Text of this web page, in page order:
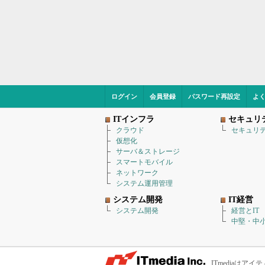
ログイン 会員登録 パスワード再設定 よ
ITインフラ
クラウド
仮想化
サーバ＆ストレージ
スマートモバイル
ネットワーク
システム運用管理
セキュリ
セキュリ
システム開発
システム開発
IT経営
経営とIT
中堅・中
ITmediaはアイ